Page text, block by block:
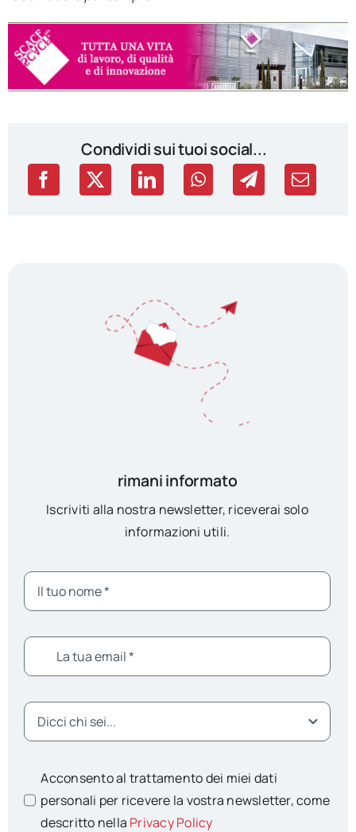
Condividi sui tuoi social...
rimani informato
Iscriviti alla nostra newsletter, riceverai solo
informazioni utili.
Acconsento al trattamento dei miei dati
personali per ricevere la vostra newsletter, come
descritto nella Privacy Policy